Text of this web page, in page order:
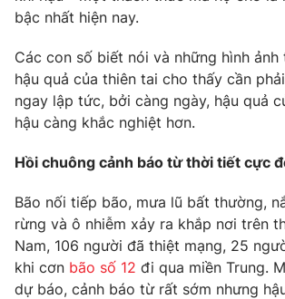
Khán giả
Giải sao mai
Điện ảnh
Âm nhạc
Sao
Du lịch
Làm đẹp
Giáo dục
Tuyển sinh
Học trực tuyến
Hitech Công nghệ tương lai
Sản phẩm
Thị trường
Tư vấn
Giao lưu trực tuyến
Lịch phát sóng
bậc nhất hiện nay.
Các con số biết nói và những hình ảnh
hậu quả của thiên tai cho thấy cần
ngay lập tức, bởi càng ngày, hậu quả
hậu càng khắc nghiệt hơn.
Hồi chuông cảnh báo từ thời tiết cực
Bão nối tiếp bão, mưa lũ bất thường,
rừng và ô nhiễm xảy ra khắp nơi trên
Nam, 106 người đã thiệt mạng, 25
khi cơn bão số 12 đi qua miền Trung.
dự báo, cảnh báo từ rất sớm nhưng